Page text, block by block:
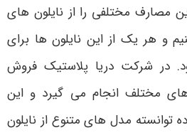
مصارف مختلفی را از نایلون‌ های
و هر یک از این نایلون‌ ها برای
در شرکت دریا پلاستیک فروش
های مختلف انجام می‌ گیرد و این
توانسته مدل‌ های متنوع از نایلون